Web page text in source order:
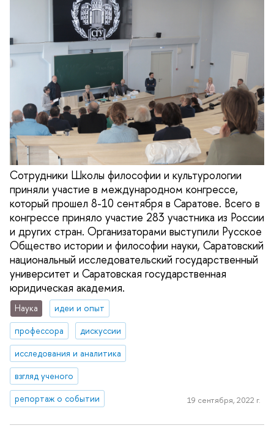
Сотрудники Школы философии и культурологии
приняли участие в международном конгрессе,
который прошел 8-10 сентября в Саратове. Всего в
конгрессе приняло участие 283 участника из России
и других стран. Организаторами выступили Русское
Общество истории и философии науки, Саратовский
национальный исследовательский государственный
университет и Саратовская государственная
юридическая академия.
Наука
идеи и опыт
профессора
дискуссии
исследования и аналитика
взгляд ученого
репортаж о событии
19 сентября, 2022 г.